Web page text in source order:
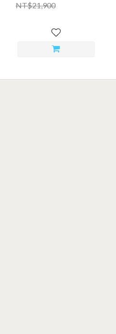
NT$21,900